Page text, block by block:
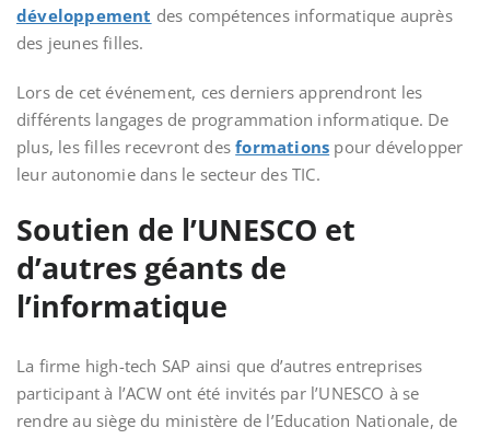
développement des compétences informatique auprès
des jeunes filles.
Lors de cet événement, ces derniers apprendront les
différents langages de programmation informatique. De
plus, les filles recevront desformations pour développer
leur autonomie dans le secteur des TIC.
Soutien de l’UNESCO et
d’autres géants de
l’informatique
La firme high-tech SAP ainsi que d’autres entreprises
participant à l’ACW ont été invités par l’UNESCO à se
rendre au siège du ministère de l’Education Nationale, de